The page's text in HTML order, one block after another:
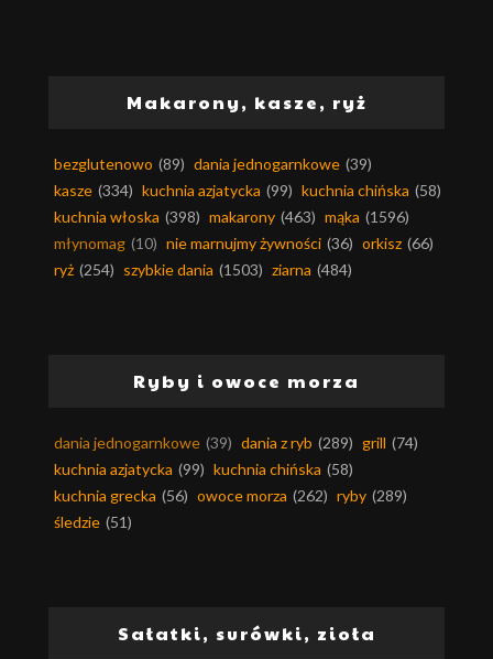
Makarony, kasze, ryż
bezglutenowo (89) dania jednogarnkowe (39)
kasze (334) kuchnia azjatycka (99) kuchnia chińska (58)
kuchnia włoska (398) makarony (463) mąka (1596)
młynomag (10) nie marnujmy żywności (36) orkisz (66)
ryż (254) szybkie dania (1503) ziarna (484)
Ryby i owoce morza
dania jednogarnkowe (39) dania z ryb (289) grill (74)
kuchnia azjatycka (99) kuchnia chińska (58)
kuchnia grecka (56) owoce morza (262) ryby (289)
śledzie (51)
Sałatki, surówki, zioła